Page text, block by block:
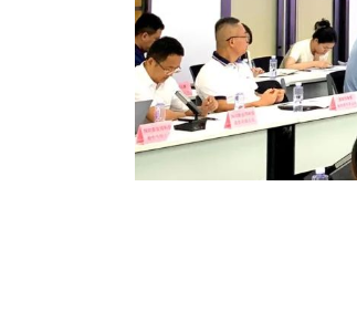
恒行5新能源